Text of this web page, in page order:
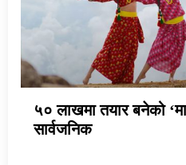
५० लाखमा तयार बनेको
सार्वजनिक